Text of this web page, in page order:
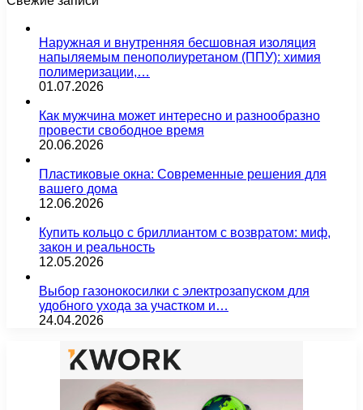
Наружная и внутренняя бесшовная изоляция
напыляемым пенополиуретаном (ППУ): химия
полимеризации,…
01.07.2026
Как мужчина может интересно и разнообразно
провести свободное время
20.06.2026
Пластиковые окна: Современные решения для
вашего дома
12.06.2026
Купить кольцо с бриллиантом с возвратом: миф,
закон и реальность
12.05.2026
Выбор газонокосилки с электрозапуском для
удобного ухода за участком и…
24.04.2026